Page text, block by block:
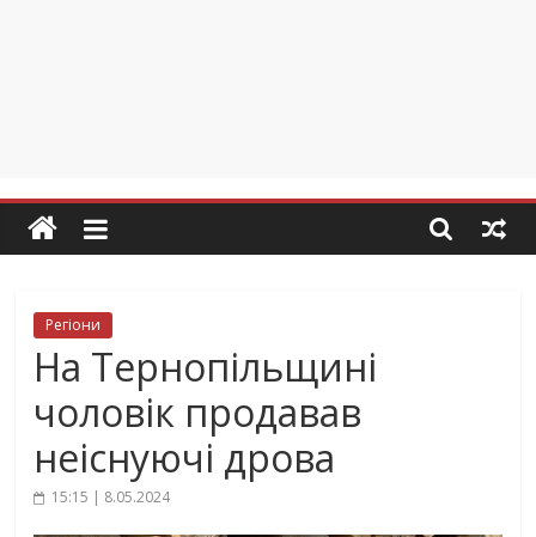
Регіони
На Тернопільщині
чоловік продавав
неіснуючі дрова
15:15 | 8.05.2024